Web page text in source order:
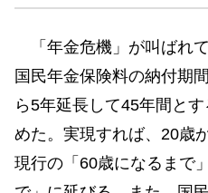
「年金危機」が叫ばれ
国民年金保険料の納付期
ら5年延長して45年間と
めた。実現すれば、20歳
現行の「60歳になるまで